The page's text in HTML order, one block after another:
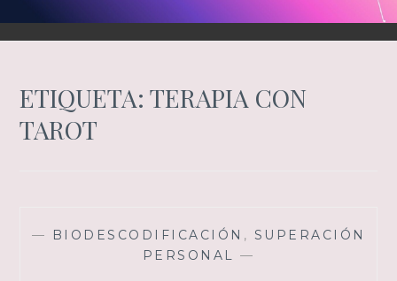
ETIQUETA:TERAPIA CON
TAROT
— BIODESCODIFICACIÓN , SUPERACIÓN
PERSONAL —